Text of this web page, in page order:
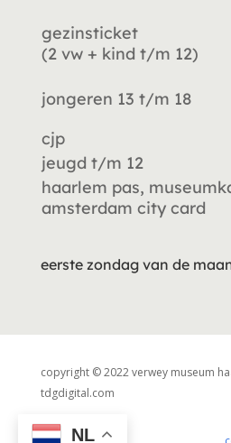
gezinsticket
(2 vw + kind t/m 12)
jongeren 13 t/m 18
cjp
jeugd t/m 12
haarlem pas,
amsterdam city card
eerste zondag van de
copyright © 2022 verwey museum
tdgdigital.com
NL